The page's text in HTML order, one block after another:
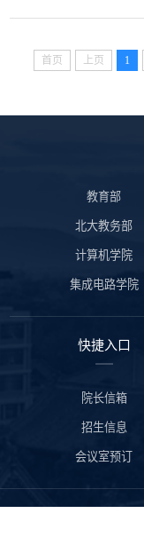
首页 上页 1
教育部
北大教务部
计算机学院
集成电路学院
快捷入口
院长信箱
招生信息
会议室预订